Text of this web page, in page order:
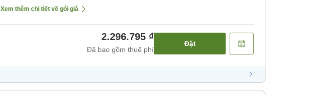
Xem thêm chi tiết về gói giá
2.296.795 ₫
Đã bao gồm thuế phí
Đặt